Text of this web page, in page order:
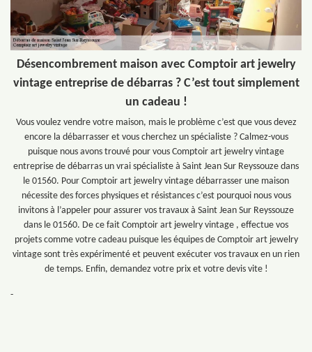
Désencombrement maison avec Comptoir art jewelry
vintage entreprise de débarras ? C’est tout simplement
un cadeau !
Vous voulez vendre votre maison, mais le problème c’est que vous devez
encore la débarrasser et vous cherchez un spécialiste ? Calmez-vous
puisque nous avons trouvé pour vous Comptoir art jewelry vintage
entreprise de débarras un vrai spécialiste à Saint Jean Sur Reyssouze dans
le 01560. Pour Comptoir art jewelry vintage débarrasser une maison
nécessite des forces physiques et résistances c’est pourquoi nous vous
invitons à l’appeler pour assurer vos travaux à Saint Jean Sur Reyssouze
dans le 01560. De ce fait Comptoir art jewelry vintage , effectue vos
projets comme votre cadeau puisque les équipes de Comptoir art jewelry
vintage sont très expérimenté et peuvent exécuter vos travaux en un rien
de temps. Enfin, demandez votre prix et votre devis vite !
-